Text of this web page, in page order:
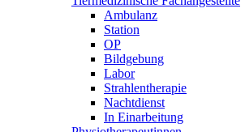
Ambulanz
Station
OP
Bildgebung
Labor
Strahlentherapie
Nachtdienst
In Einarbeitung